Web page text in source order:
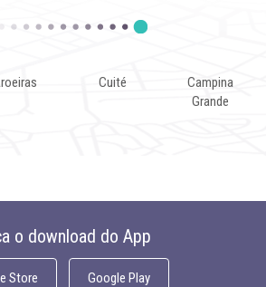
Cuité
Campina
Grande
o download do App
Store Google Play